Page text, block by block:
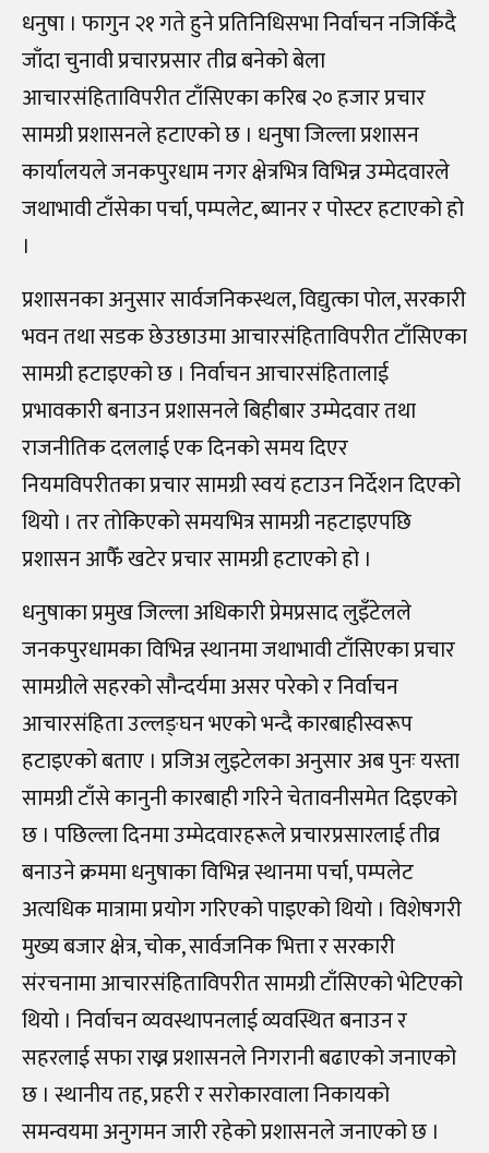
धनुषा । फागुन २१ गते हुने प्रतिनिधिसभा निर्वाचन नजिकिँदै
जाँदा चुनावी प्रचारप्रसार तीव्र बनेको बेला
आचारसंहिताविपरीत टाँसिएका करिब २० हजार प्रचार
सामग्री प्रशासनले हटाएको छ । धनुषा जिल्ला प्रशासन
कार्यालयले जनकपुरधाम नगर क्षेत्रभित्र विभिन्न उम्मेदवारले
जथाभावी टाँसेका पर्चा, पम्पलेट, ब्यानर र पोस्टर हटाएको हो
।
प्रशासनका अनुसार सार्वजनिकस्थल, विद्युत्का पोल, सरकारी
भवन तथा सडक छेउछाउमा आचारसंहिताविपरीत टाँसिएका
सामग्री हटाइएको छ । निर्वाचन आचारसंहितालाई
प्रभावकारी बनाउन प्रशासनले बिहीबार उम्मेदवार तथा
राजनीतिक दललाई एक दिनको समय दिएर
नियमविपरीतका प्रचार सामग्री स्वयं हटाउन निर्देशन दिएको
थियो । तर तोकिएको समयभित्र सामग्री नहटाइएपछि
प्रशासन आफैँ खटेर प्रचार सामग्री हटाएको हो ।
धनुषाका प्रमुख जिल्ला अधिकारी प्रेमप्रसाद लुइँटेलले
जनकपुरधामका विभिन्न स्थानमा जथाभावी टाँसिएका प्रचार
सामग्रीले सहरको सौन्दर्यमा असर परेको र निर्वाचन
आचारसंहिता उल्लङ्घन भएको भन्दै कारबाहीस्वरूप
हटाइएको बताए । प्रजिअ लुइटेलका अनुसार अब पुनः यस्ता
सामग्री टाँसे कानुनी कारबाही गरिने चेतावनीसमेत दिइएको
छ । पछिल्ला दिनमा उम्मेदवारहरूले प्रचारप्रसारलाई तीव्र
बनाउने क्रममा धनुषाका विभिन्न स्थानमा पर्चा, पम्पलेट
अत्यधिक मात्रामा प्रयोग गरिएको पाइएको थियो । विशेषगरी
मुख्य बजार क्षेत्र, चोक, सार्वजनिक भित्ता र सरकारी
संरचनामा आचारसंहिताविपरीत सामग्री टाँसिएको भेटिएको
थियो । निर्वाचन व्यवस्थापनलाई व्यवस्थित बनाउन र
सहरलाई सफा राख्न प्रशासनले निगरानी बढाएको जनाएको
छ । स्थानीय तह, प्रहरी र सरोकारवाला निकायको
समन्वयमा अनुगमन जारी रहेको प्रशासनले जनाएको छ ।